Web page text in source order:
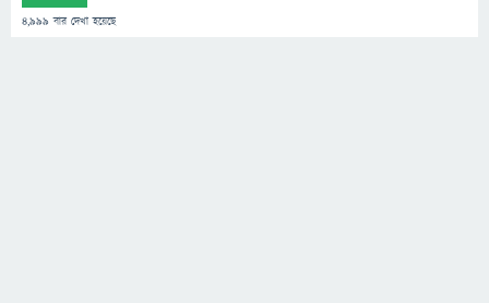
4,999 বার দেখা হয়েছে